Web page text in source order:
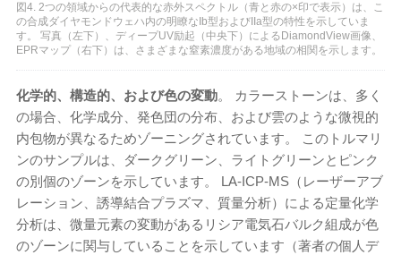
図4. 2つの領域からの代表的な赤外スペクトル（青と赤の×印で表示）は、こ
の合成ダイヤモンドウェハ内の明瞭なIb型およびIIa型の特性を示していま
す。 写真（左下）、ディープUV励起（中央下）によるDiamondView画像、
EPRマップ（右下）は、さまざまな窒素濃度がある地域の相関を示します。
化学的、構造的、および色の変動。 カラーストーンは、多く
の場合、化学成分、発色団の分布、および雲のような微視的
内包物が異なるためゾーニングされています。 このトルマリ
ンのサンプルは、ダークグリーン、ライトグリーンとピンク
の別個のゾーンを示しています。 LA-ICP-MS（レーザーアブ
レーション、誘導結合プラズマ、質量分析）による定量化学
分析は、微量元素の変動があるリシア電気石バルク組成が色
のゾーンに関与していることを示しています（著者の個人デ